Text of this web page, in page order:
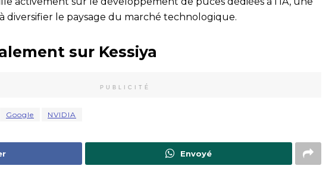
diversifier le paysage du marché technologique.
sur Kessiya
PUBLICITÉ
Google NVIDIA
Envoyé